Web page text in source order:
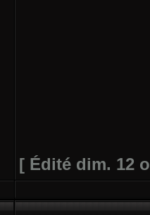
[ Édité dim. 12